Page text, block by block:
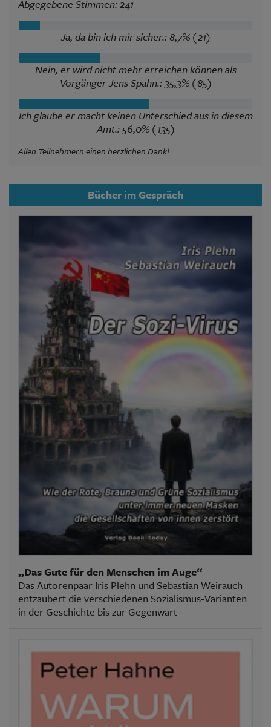
Abgegebene Stimmen: 241
Ja, da bin ich mir sicher.: 8,7% (21)
Nein, er wird nicht mehr erreichen können als
Vorgänger Jens Spahn.: 35,3% (85)
Ich glaube er macht keinen Unterschied aus in diesem
Amt.: 56,0% (135)
Allen Teilnehmern einen herzlichen Dank!
Bücher im Gespräch
„Das Gute für den Menschen im Auge“
Das Autorenpaar Iris Plehn und Sebastian Weirauch
entzaubert die verschiedenen Sozialismus-Varianten
in der Geschichte bis zur Gegenwart